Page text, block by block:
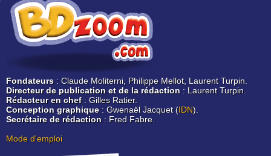
Fondateurs : Claude Moliterni, Philippe Mellot, Laurent Turpin.
Directeur de publication et de la rédaction : Laurent Turpin.
Rédacteur en chef: Gilles Ratier.
Conception graphique: Gwenaël Jacquet (IDN).
Secrétaire de rédaction : Fred Fabre.
Mode d'emploi